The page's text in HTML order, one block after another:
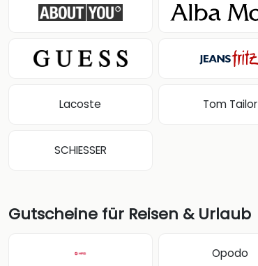
Lacoste Tom Tailor
SCHIESSER
Gutscheine für Reisen & Urlaub
Opodo